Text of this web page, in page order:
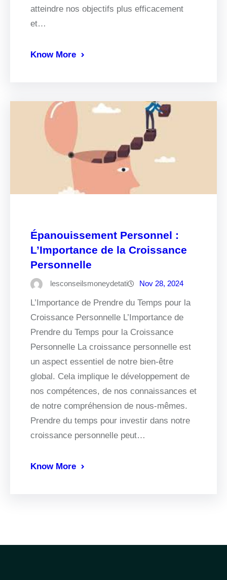
atteindre nos objectifs plus efficacement
et…
Know More
Épanouissement Personnel :
L’Importance de la Croissance
Personnelle
lesconseilsmoneydetati Nov 28, 2024
L’Importance de Prendre du Temps pour la
Croissance Personnelle L’Importance de
Prendre du Temps pour la Croissance
Personnelle La croissance personnelle est
un aspect essentiel de notre bien-être
global. Cela implique le développement de
nos compétences, de nos connaissances et
de notre compréhension de nous-mêmes.
Prendre du temps pour investir dans notre
croissance personnelle peut…
Know More